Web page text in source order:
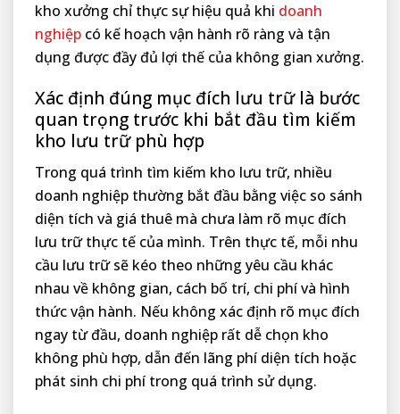
kho xưởng chỉ thực sự hiệu quả khi doanh
nghiệp có kế hoạch vận hành rõ ràng và tận
dụng được đầy đủ lợi thế của không gian xưởng.
Xác định đúng mục đích lưu trữ là bước
quan trọng trước khi bắt đầu tìm kiếm
kho lưu trữ phù hợp
Trong quá trình tìm kiếm kho lưu trữ, nhiều
doanh nghiệp thường bắt đầu bằng việc so sánh
diện tích và giá thuê mà chưa làm rõ mục đích
lưu trữ thực tế của mình. Trên thực tế, mỗi nhu
cầu lưu trữ sẽ kéo theo những yêu cầu khác
nhau về không gian, cách bố trí, chi phí và hình
thức vận hành. Nếu không xác định rõ mục đích
ngay từ đầu, doanh nghiệp rất dễ chọn kho
không phù hợp, dẫn đến lãng phí diện tích hoặc
phát sinh chi phí trong quá trình sử dụng.